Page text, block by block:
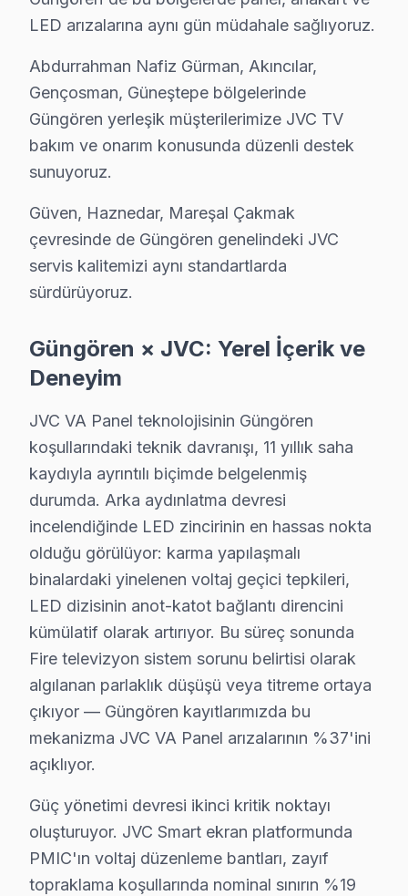
Bunlarla birlikte, bölgede eski model JVC
JVC Arızaları: Sahadan Gerçek Vakalar
Güngören bölgesinden gelen en sık teknik sorunlar
1.Panel Arızası (Ekranın kararması veya çizgili
2.Anakart Sorunu (Cihazın açılmaması)
3.Güç Kartı Arızası (Cihazın aniden kapanması)
4.Backlight Sorunu (Ekranın karanlık görüntü
5.Yazılım Sorunu (Donmalar ve ekran titremesi)
Bu sorunlarla ilgili net gözlemler yaparak, JVC
Güngören Mahallelerinde JVC Servis
Abdurrahman Nafiz Gürman'da JVC TV Servisi
Abdurrahman Nafiz Gürman Mahallesi, son yıllarda
Akıncılar'da JVC TV Servisi
Akıncılar Mahallesi, elektrik altyapısının daha
Gençosman'da JVC TV Servisi
Gençosman Mahallesi, oldukça çeşitli yapıların
Güneştepe'de JVC TV Servisi
Güneştepe Mahallesi, genellikle yeni konut
Güven'de JVC TV Servisi
Güven Mahallesi, yapıların yeni olması sayesinde
Haznedar'da JVC TV Servisi
Haznedar Mahallesi, hem yeni hem de eski yapıları
Mareşal Çakmak'ta JVC TV Servisi
Mareşal Çakmak Mahallesi, genellikle kalabalık bir
LED arızalarına aynı gün müdahale sağlıyoruz.
Abdurrahman Nafiz Gürman, Akıncılar,
Gençosman, Güneştepe bölgelerinde
Güngören yerleşik müşterilerimize JVC TV
bakım ve onarım konusunda düzenli destek
sunuyoruz.
Güven, Haznedar, Mareşal Çakmak
çevresinde de Güngören genelindeki JVC
servis kalitemizi aynı standartlarda
sürdürüyoruz.
Güngören × JVC: Yerel İçerik ve
Deneyim
JVC VA Panel teknolojisinin Güngören
koşullarındaki teknik davranışı, 11 yıllık saha
kaydıyla ayrıntılı biçimde belgelenmiş
durumda. Arka aydınlatma devresi
incelendiğinde LED zincirinin en hassas nokta
olduğu görülüyor: karma yapılaşmalı
binalardaki yinelenen voltaj geçici tepkileri,
LED dizisinin anot-katot bağlantı direncini
kümülatif olarak artırıyor. Bu süreç sonunda
Fire televizyon sistem sorunu belirtisi olarak
algılanan parlaklık düşüşü veya titreme ortaya
çıkıyor — Güngören kayıtlarımızda bu
mekanizma JVC VA Panel arızalarının %37'ini
açıklıyor.
Güç yönetimi devresi ikinci kritik noktayı
oluşturuyor. JVC Smart ekran platformunda
PMIC'ın voltaj düzenleme bantları, zayıf
topraklama koşullarında nominal sınırın %19